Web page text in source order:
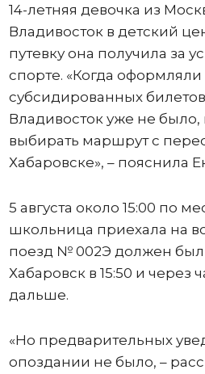
14-летняя девочка из
Владивосток в детский
путевку она получила за
спорте. «Когда оформляли
субсидированных
Владивосток уже не
выбирать маршрут с
Хабаровске», – пояснила
5 августа около 15:00 по
школьница приехала на
поезд № 002Э должен был
Хабаровск в 15:50 и через
дальше.
«Но предварительных
опоздании не было, –